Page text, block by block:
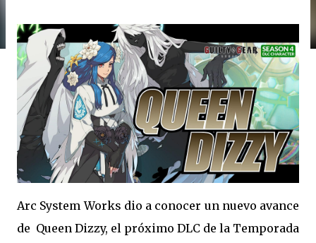
Arc System Works dio a conocer un nuevo avance
de Queen Dizzy, el próximo DLC de la Temporada